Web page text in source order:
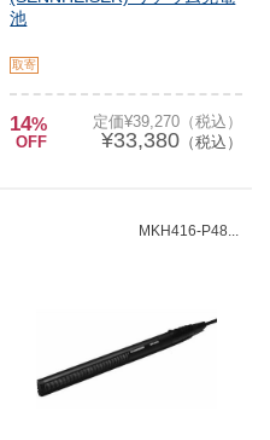
池
取寄
14%
OFF
定価¥39,270（税込）
¥33,380（税込）
MKH416-P48...